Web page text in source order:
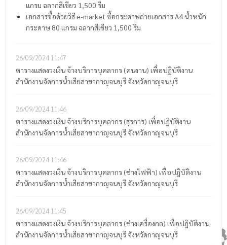
แกรม ฉลากสีเขียว 1,500 รีม
เอกสารซื้อด้วยวิธี e-market ซื้อกระดาษถ่ายเอกสาร A4 น้ำหนัก
กระดาษ 80 แกรม ฉลากสีเขียว 1,500 รีม
26/09/2024 11:47
ตารางแสดงวงเงิน จ้างบริการบุคลากร (คนงาน) เพื่อปฎิบัติงาน
สำนักงานจัดการน้ำเสียสาขากาญจนบุรี จังหวัดกาญจนบุรี
26/09/2024 11:46
ตารางแสดงวงเงิน จ้างบริการบุคลากร (ธุรการ) เพื่อปฎิบัติงาน
สำนักงานจัดการน้ำเสียสาขากาญจนบุรี จังหวัดกาญจนบุรี
26/09/2024 11:46
ตารางแสดงวงเงิน จ้างบริการบุคลากร (ช่างไฟฟ้า) เพื่อปฎิบัติงาน
สำนักงานจัดการน้ำเสียสาขากาญจนบุรี จังหวัดกาญจนบุรี
26/09/2024 11:45
ตารางแสดงวงเงิน จ้างบริการบุคลากร (ช่างเครื่องกล) เพื่อปฎิบัติงาน
สำนักงานจัดการน้ำเสียสาขากาญจนบุรี จังหวัดกาญจนบุรี